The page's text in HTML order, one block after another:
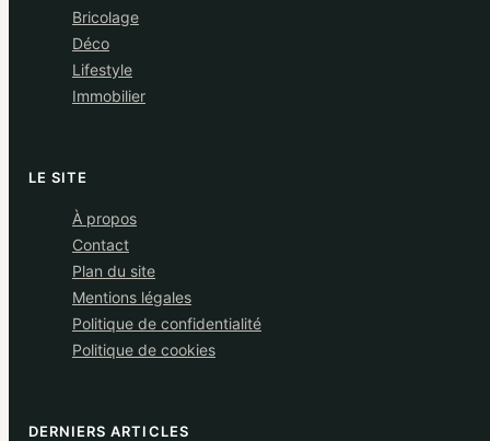
Bricolage
Déco
Lifestyle
Immobilier
LE SITE
À propos
Contact
Plan du site
Mentions légales
Politique de confidentialité
Politique de cookies
DERNIERS ARTICLES